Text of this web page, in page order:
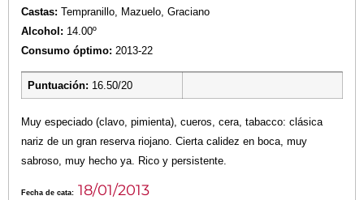
Castas: Tempranillo, Mazuelo, Graciano
Alcohol: 14.00º
Consumo óptimo: 2013-22
Puntuación: 16.50/20
Muy especiado (clavo, pimienta), cueros, cera, tabacco: clásica
nariz de un gran reserva riojano. Cierta calidez en boca, muy
sabroso, muy hecho ya. Rico y persistente.
Fecha de cata: 18/01/2013